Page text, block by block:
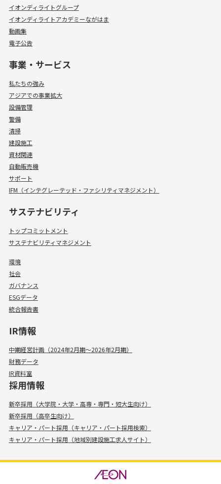
イオンディライトグループ
イオンディライトアカデミーながはま
動画集
電子公告
事業・サービス
私たちの強み
アジアでの事業拡大
設備管理
警備
清掃
建設施工
資材関連
自動販売機
サポート
IFM（インテグレーテッド・ファシリティマネジメント）
サステナビリティ
トップコミットメント
サステナビリティマネジメント
環境
社会
ガバナンス
ESGデータ
統合報告書
IR情報
中期経営計画（2024年2月期～2026年2月期）
財務データ
IR資料室
採用情報
新卒採用（大学院・大学・高専・専門・短大生向け）
新卒採用（高卒生向け）
キャリア・パート採用（キャリア・パート採用検索）
キャリア・パート採用（地域別建設施工求人サイト）